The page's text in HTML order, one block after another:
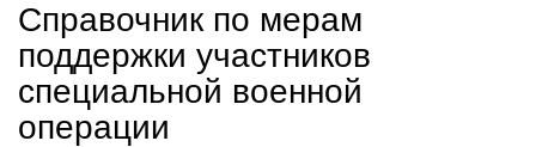
Справочник по мерам
поддержки участников
специальной военной
операции